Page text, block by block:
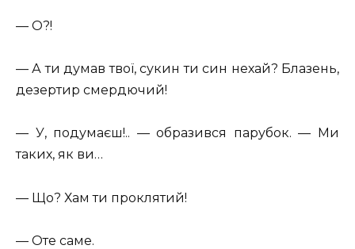
— О?!
— А ти думав твої, сукин ти син нехай? Блазень,
дезертир смердючий!
— У, подумаєш!.. — образився парубок. — Ми
таких, як ви…
— Що? Хам ти проклятий!
— Оте саме.